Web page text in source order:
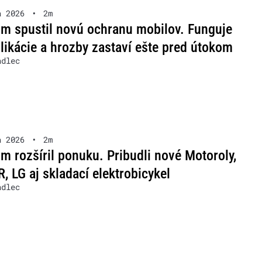
• 2m
spustil novú ochranu mobilov. Funguje
a hrozby zastaví ešte pred útokom
• 2m
rozšíril ponuku. Pribudli nové Motoroly,
LG aj skladací elektrobicykel